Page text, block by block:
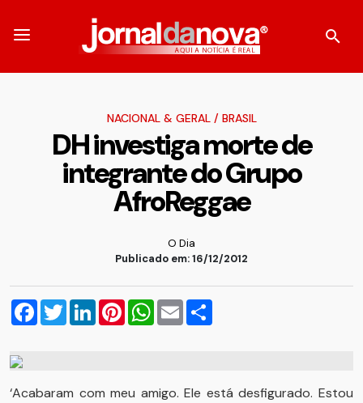
NACIONAL & GERAL/ BRASIL
DH investiga morte de
integrante do Grupo
AfroReggae
O Dia
Publicado em: 16/12/2012
Facebook
TwitterLinkedInPinterestWhatsApp
Email
‘Acabaram com meu amigo. Ele está desfigurado. Estou